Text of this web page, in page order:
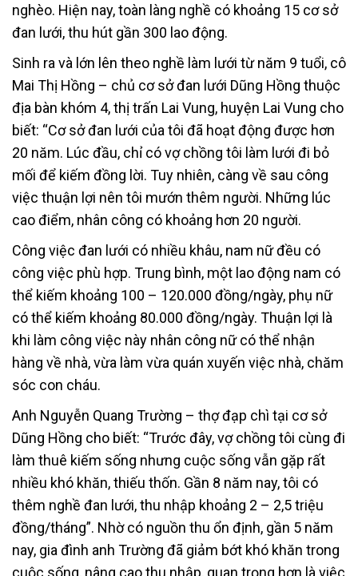
nghèo. Hiện nay, toàn làng nghề có khoảng 15 cơ sở
đan lưới, thu hút gần 300 lao động.
Sinh ra và lớn lên theo nghề làm lưới từ năm 9 tuổi, cô
Mai Thị Hồng – chủ cơ sở đan lưới Dũng Hồng thuộc
địa bàn khóm 4, thị trấn Lai Vung, huyện Lai Vung cho
biết: “Cơ sở đan lưới của tôi đã hoạt động được hơn
20 năm. Lúc đầu, chỉ có vợ chồng tôi làm lưới đi bỏ
mối để kiếm đồng lời. Tuy nhiên, càng về sau công
việc thuận lợi nên tôi mướn thêm người. Những lúc
cao điểm, nhân công có khoảng hơn 20 người.
Công việc đan lưới có nhiều khâu, nam nữ đều có
công việc phù hợp. Trung bình, một lao động nam có
thể kiếm khoảng 100 – 120.000 đồng/ngày, phụ nữ
có thể kiếm khoảng 80.000 đồng/ngày. Thuận lợi là
khi làm công việc này nhân công nữ có thể nhận
hàng về nhà, vừa làm vừa quán xuyến việc nhà, chăm
sóc con cháu.
Anh Nguyễn Quang Trường – thợ đạp chì tại cơ sở
Dũng Hồng cho biết: “Trước đây, vợ chồng tôi cùng đi
làm thuê kiếm sống nhưng cuộc sống vẫn gặp rất
nhiều khó khăn, thiếu thốn. Gần 8 năm nay, tôi có
thêm nghề đan lưới, thu nhập khoảng 2 – 2,5 triệu
đồng/tháng”. Nhờ có nguồn thu ổn định, gần 5 năm
nay, gia đình anh Trường đã giảm bớt khó khăn trong
cuộc sống, nâng cao thu nhập, quan trọng hơn là việc